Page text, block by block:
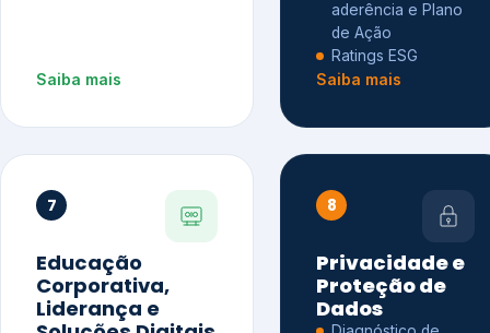
Saiba mais
aderência e Plano
de Ação
Ratings ESG
Saiba mais
7
Educação
Corporativa,
Liderança e
8
Privacidade e
Proteção de
Dados